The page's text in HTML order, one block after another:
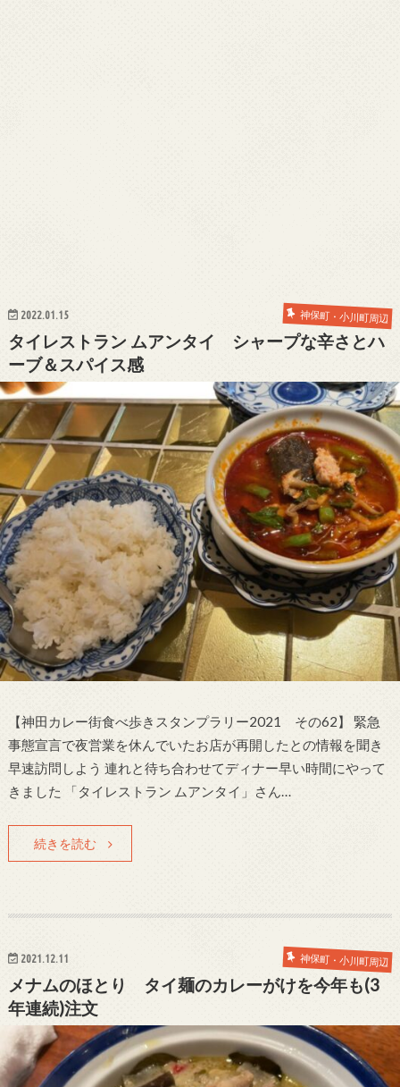
2022.01.15 神保町・小川町周辺
タイレストラン ムアンタイ シャープな辛さとハ
ーブ＆スパイス感
【神田カレー街食べ歩きスタンプラリー2021 その62】 緊急
事態宣言で夜営業を休んでいたお店が再開したとの情報を聞き
早速訪問しよう 連れと待ち合わせてディナー早い時間にやって
きました 「タイレストラン ムアンタイ」さん…
続きを読む
2021.12.11 神保町・小川町周辺
メナムのほとり タイ麺のカレーがけを今年も(3
年連続)注文